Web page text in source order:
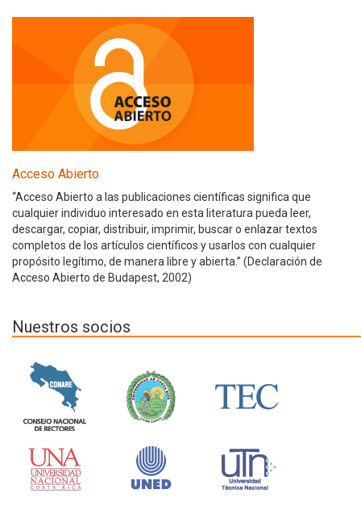
Acceso Abierto
“Acceso Abierto a las publicaciones científicas significa que
cualquier individuo interesado en esta literatura pueda leer,
descargar, copiar, distribuir, imprimir, buscar o enlazar textos
completos de los artículos científicos y usarlos con cualquier
propósito legítimo, de manera libre y abierta.” (Declaración de
Acceso Abierto de Budapest, 2002)
Nuestros socios